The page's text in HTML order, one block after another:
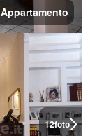
Appartamento
12foto